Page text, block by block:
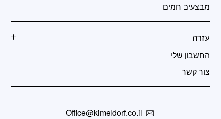
מבצעים חמים
עזרה
החשבון שלי
צור קשר
Office@kimeldorf.co.il